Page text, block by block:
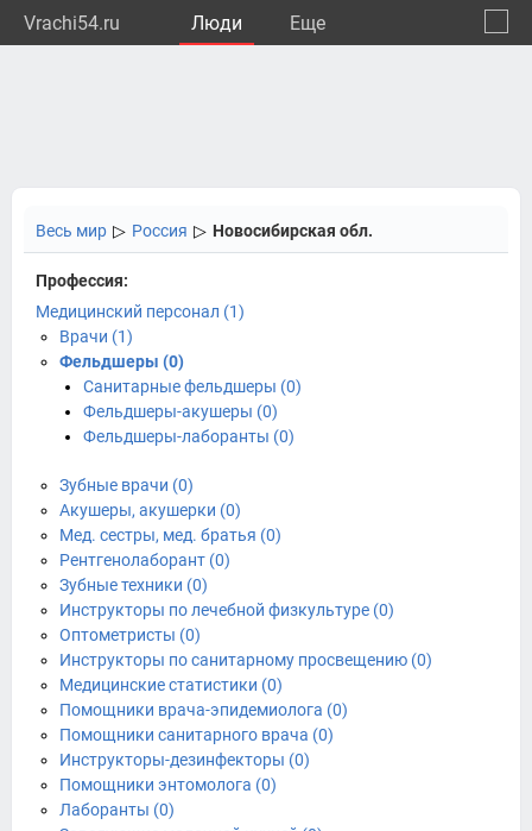
Vrachi54.ru Люди Eще
Весь мир ▷ Россия ▷ Новосибирская обл.
Профессия:
Медицинский персонал (1)
Врачи (1)
Фельдшеры (0)
Санитарные фельдшеры (0)
Фельдшеры-акушеры (0)
Фельдшеры-лаборанты (0)
Зубные врачи (0)
Акушеры, акушерки (0)
Мед. сестры, мед. братья (0)
Рентгенолаборант (0)
Зубные техники (0)
Инструкторы по лечебной физкультуре (0)
Оптометристы (0)
Инструкторы по санитарному просвещению (0)
Медицинские статистики (0)
Помощники врача-эпидемиолога (0)
Помощники санитарного врача (0)
Инструкторы-дезинфекторы (0)
Помощники энтомолога (0)
Лаборанты (0)